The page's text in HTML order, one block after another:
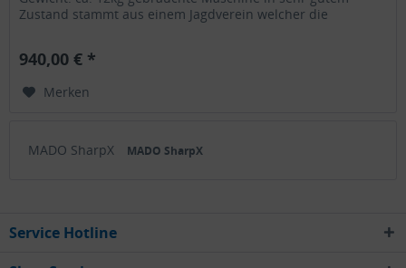
Zustand stammt aus einem Jagdverein welcher die
940,00 € *
Merken
MADO SharpX MADO SharpX
Service Hotline